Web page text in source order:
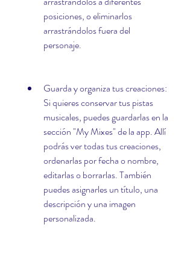
posiciones, o eliminarlos
arrastrándolos fuera del
personaje.
Guarda y organiza tus creaciones:
Si quieres conservar tus pistas
musicales, puedes guardarlas en la
sección "My Mixes" de la app. Allí
podrás ver todas tus creaciones,
ordenarlas por fecha o nombre,
editarlas o borrarlas. También
puedes asignarles un título, una
descripción y una imagen
personalizada.